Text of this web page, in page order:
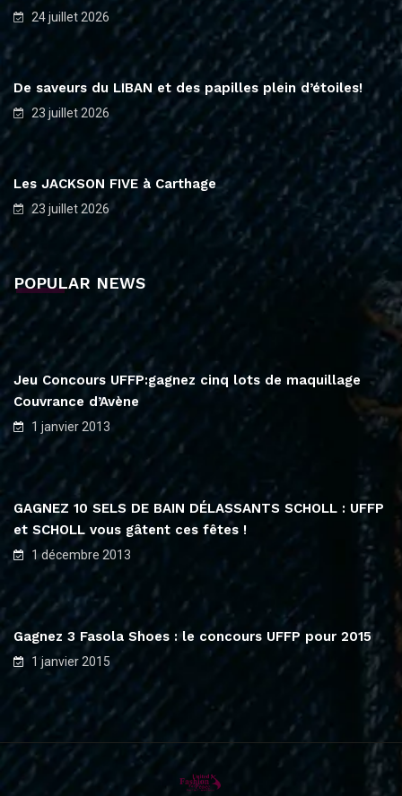
24 juillet 2026
De saveurs du LIBAN et des papilles plein d’étoiles!
23 juillet 2026
Les JACKSON FIVE à Carthage
23 juillet 2026
POPULAR NEWS
Jeu Concours UFFP:gagnez cinq lots de maquillage
Couvrance d’Avène
1 janvier 2013
GAGNEZ 10 SELS DE BAIN DÉLASSANTS SCHOLL : UFFP
et SCHOLL vous gâtent ces fêtes !
1 décembre 2013
Gagnez 3 Fasola Shoes : le concours UFFP pour 2015
1 janvier 2015